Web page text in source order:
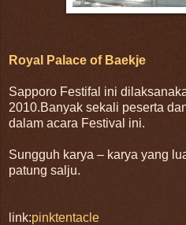
Royal Palace of Baekje
Sapporo Festifal ini
2010.Banyak sekali peserta
dalam acara Festival ini.
Sungguh karya – karya yang
patung salju.
link:pinktentacle